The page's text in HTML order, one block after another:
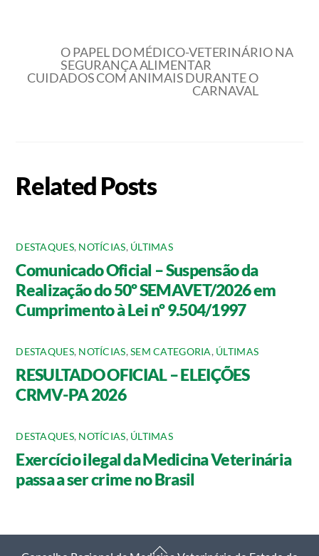
O PAPEL DO MÉDICO-VETERINÁRIO NA
SEGURANÇA ALIMENTAR
CUIDADOS COM ANIMAIS DURANTE O
CARNAVAL
Related Posts
DESTAQUES, NOTÍCIAS, ÚLTIMAS
Comunicado Oficial – Suspensão da
Realização do 50º SEMAVET/2026 em
Cumprimento à Lei nº 9.504/1997
DESTAQUES, NOTÍCIAS,SEM CATEGORIA, ÚLTIMAS
RESULTADO OFICIAL – ELEIÇÕES
CRMV-PA 2026
DESTAQUES, NOTÍCIAS, ÚLTIMAS
Exercício ilegal da Medicina Veterinária
passa a ser crime no Brasil
Back